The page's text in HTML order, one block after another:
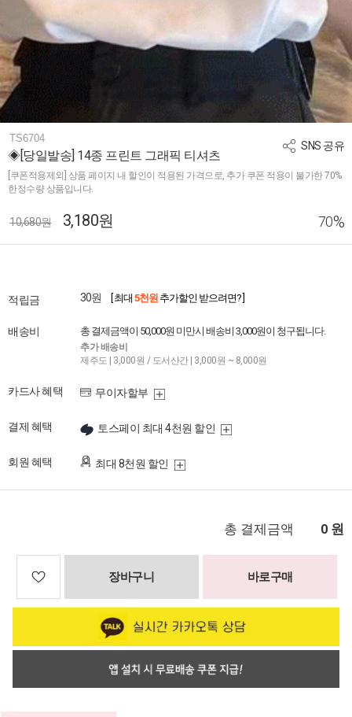
SNS 공유
TS6704
◈[당일발송] 14종 프린트 그래픽 티셔츠
[쿠폰적용제외] 상품 페이지 내 할인이 적용된 가격으로, 추가 쿠폰 적용이 불가한 70%
한정수량 상품입니다.
10,680원 3,180원 70%
적립금 30원 [ 최대 5천원 추가할인 받으려면? ]
배송비 총 결제금액이 50,000원 미만시 배송비 3,000원이 청구됩니다.
추가 배송비
제주도 | 3,000원 / 도서산간 | 3,000원 ~ 8,000원
카드사 혜택 무이자할부
결제 혜택 토스페이 최대 4천원 할인
회원 혜택 최대 8천원 할인
총 결제금액 0 원
장바구니 바로구매